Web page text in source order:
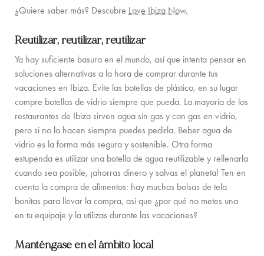
¿Quiere saber más? Descubre Love Ibiza Now.
Reutilizar, reutilizar, reutilizar
Ya hay suficiente basura en el mundo, así que intenta pensar en
soluciones alternativas a la hora de comprar durante tus
vacaciones en Ibiza. Evite las botellas de plástico, en su lugar
compre botellas de vidrio siempre que pueda. La mayoría de los
restaurantes de Ibiza sirven agua sin gas y con gas en vidrio,
pero si no lo hacen siempre puedes pedirla. Beber agua de
vidrio es la forma más segura y sostenible. Otra forma
estupenda es utilizar una botella de agua reutilizable y rellenarla
cuando sea posible, ¡ahorras dinero y salvas el planeta! Ten en
cuenta la compra de alimentos: hay muchas bolsas de tela
bonitas para llevar la compra, así que ¿por qué no metes una
en tu equipaje y la utilizas durante las vacaciones?
Manténgase en el ámbito local